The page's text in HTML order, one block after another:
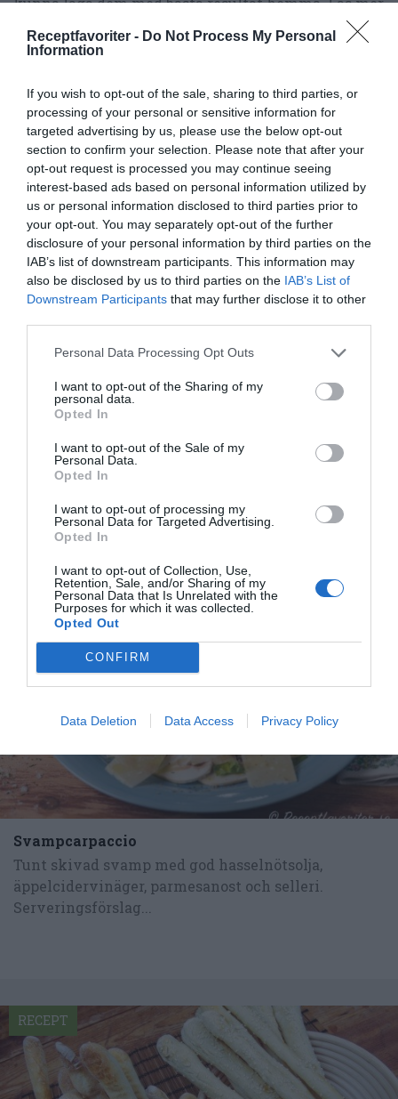
Receptfavoriter - Do Not Process My Personal
Information
If you wish to opt-out of the sale, sharing to third parties, or
processing of your personal or sensitive information for
targeted advertising by us, please use the below opt-out
section to confirm your selection. Please note that after your
opt-out request is processed you may continue seeing
interest-based ads based on personal information utilized by
us or personal information disclosed to third parties prior to
your opt-out. You may separately opt-out of the further
disclosure of your personal information by third parties on the
IAB’s list of downstream participants. This information may
also be disclosed by us to third parties on the IAB’s List of
Downstream Participants that may further disclose it to other
Personal Data Processing Opt Outs
I want to opt-out of the Sharing of my
personal data.
Opted In
I want to opt-out of the Sale of my
Personal Data.
Opted In
I want to opt-out of processing my
Personal Data for Targeted Advertising.
Opted In
I want to opt-out of Collection, Use,
Retention, Sale, and/or Sharing of my
Personal Data that Is Unrelated with the
Purposes for which it was collected.
Opted Out
CONFIRM
Data Deletion Data Access Privacy Policy
Tillbehör och liknande:
Carpaccio med oxfile
olivolja, parmesan, grönsallad, pinjenötter eller...
RECEPT
Svampcarpaccio
Tunt skivad svamp med god hasselnötsolja,
äppelcidervinäger, parmesanost och selleri.
Serveringsförslag...
RECEPT
RECEPT